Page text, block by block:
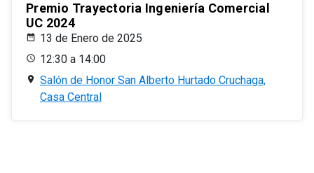
Premio Trayectoria Ingeniería Comercial
UC 2024
13 de Enero de 2025
12:30 a 14:00
Salón de Honor San Alberto Hurtado Cruchaga,
Casa Central